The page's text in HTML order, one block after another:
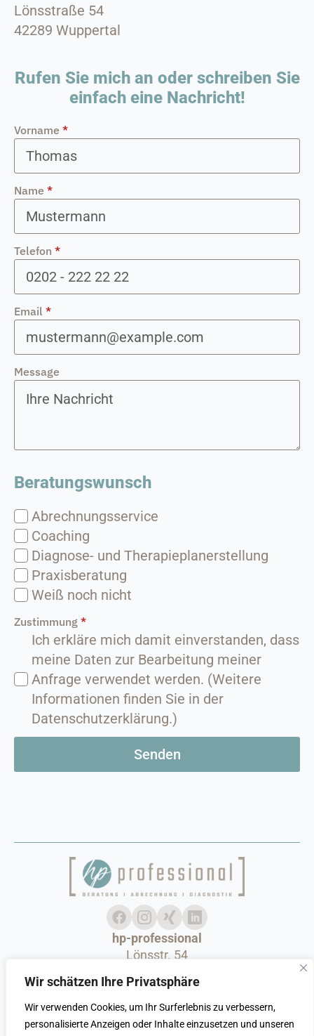
Wir schätzen Ihre Privatsphäre
Wir verwenden Cookies, um Ihr Surferlebnis zu verbessern,
personalisierte Anzeigen oder Inhalte einzusetzen und unseren
Lönsstraße 54
42289 Wuppertal
Rufen Sie mich an oder schreiben Sie
einfach eine Nachricht!
Vorname *
Name *
Telefon *
Email *
Message
Beratungswunsch
Abrechnungsservice
Coaching
Diagnose- und Therapieplanerstellung
Praxisberatung
Weiß noch nicht
Zustimmung *
Ich erkläre mich damit einverstanden, dass
meine Daten zur Bearbeitung meiner
Anfrage verwendet werden. (Weitere
Informationen finden Sie in der
Datenschutzerklärung.)
Senden
hp-professional
Lönsstr. 54
Login
Datenschutzerklärung